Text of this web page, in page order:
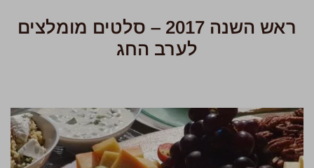
ראש השנה 2017 – סלטים מומלצים
לערב החג